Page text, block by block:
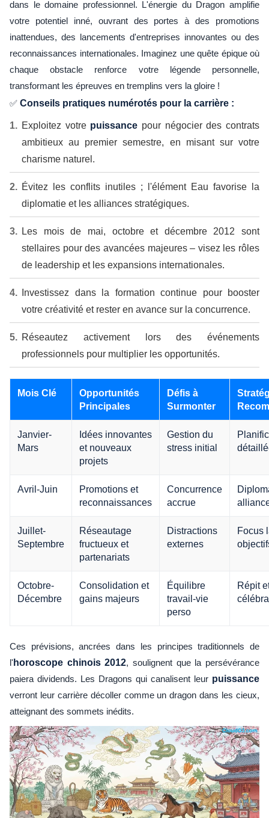
dans le domaine professionnel. L'énergie du Dragon amplifie
votre potentiel inné, ouvrant des portes à des promotions
inattendues, des lancements d'entreprises innovantes ou des
reconnaissances internationales. Imaginez une quête épique où
chaque obstacle renforce votre légende personnelle,
transformant les épreuves en tremplins vers la gloire !
✅ Conseils pratiques numérotés pour la carrière :
Exploitez votre puissance pour négocier des contrats
ambitieux au premier semestre, en misant sur votre
charisme naturel.
Évitez les conflits inutiles ; l'élément Eau favorise la
diplomatie et les alliances stratégiques.
Les mois de mai, octobre et décembre 2012 sont
stellaires pour des avancées majeures – visez les rôles
de leadership et les expansions internationales.
Investissez dans la formation continue pour booster
votre créativité et rester en avance sur la concurrence.
Réseautez activement lors des événements
professionnels pour multiplier les opportunités.
Mois Clé
Opportunités
Principales
Défis à
Surmonter
Janvier-
Mars
Idées innovantes
et nouveaux
projets
Gestion du
stress initial
Avril-Juin
Promotions et
reconnaissances
Concurrence
accrue
Juillet-
Septembre
Réseautage
fructueux et
partenariats
Distractions
externes
Focus
Octobre-
Décembre
Consolidation et
gains majeurs
Équilibre
travail-vie
perso
Répit
Ces prévisions, ancrées dans les principes traditionnels de
l' horoscope chinois 2012, soulignent que la persévérance
paiera dividends. Les Dragons qui canalisent leur puissance
verront leur carrière décoller comme un dragon dans les cieux,
atteignant des sommets inédits.